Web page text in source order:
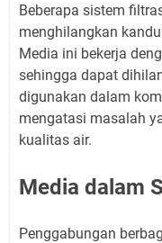
Beberapa sistem
menghilangkan
Media ini bekerja
sehingga dapat
digunakan dalam
mengatasi masalah
kualitas air.
Media dalam
Penggabungan